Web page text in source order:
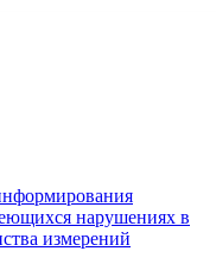
нарушениях в
измерений